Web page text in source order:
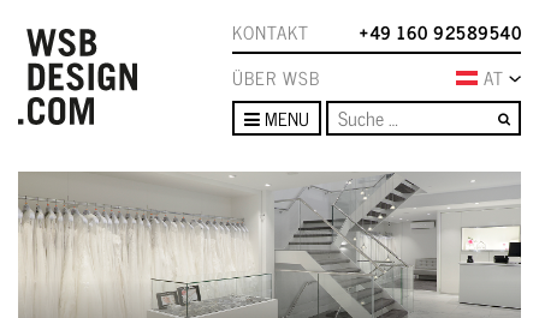
KONTAKT
+49 160 92589540
ÜBER WSB
AT
MENU